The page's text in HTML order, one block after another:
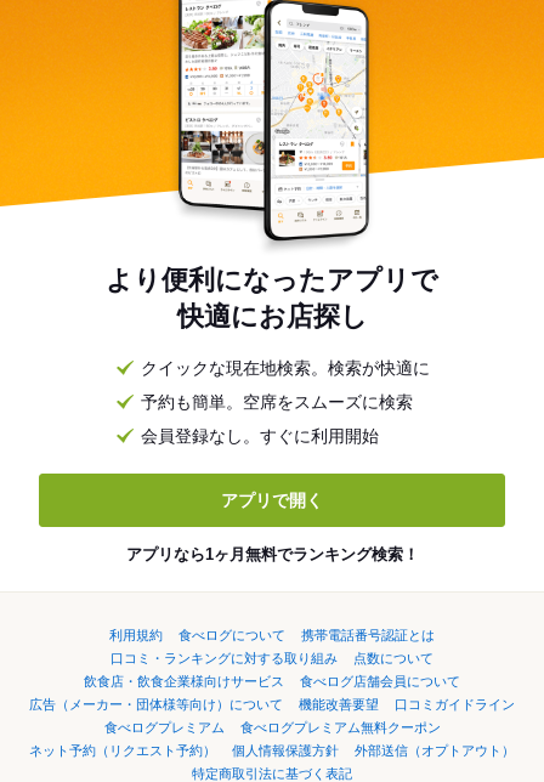
より便利になったアプリで
快適にお店探し
クイックな現在地検索。検索が快適に
予約も簡単。空席をスムーズに検索
会員登録なし。すぐに利用開始
アプリで開く
アプリなら1ヶ月無料でランキング検索！
利用規約 食べログについて
携帯電話番号認証とは
口コミ・ランキングに対する取り組み
点数について
飲食店・飲食企業様向けサービス
食べログ店舗会員について
広告（メーカー・団体様等向け）について
機能改善要望
口コミガイドライン
食べログプレミアム
食べログプレミアム無料クーポン
ネット予約（リクエスト予約）
個人情報保護方針
外部送信（オプトアウト）
特定商取引法に基づく表記